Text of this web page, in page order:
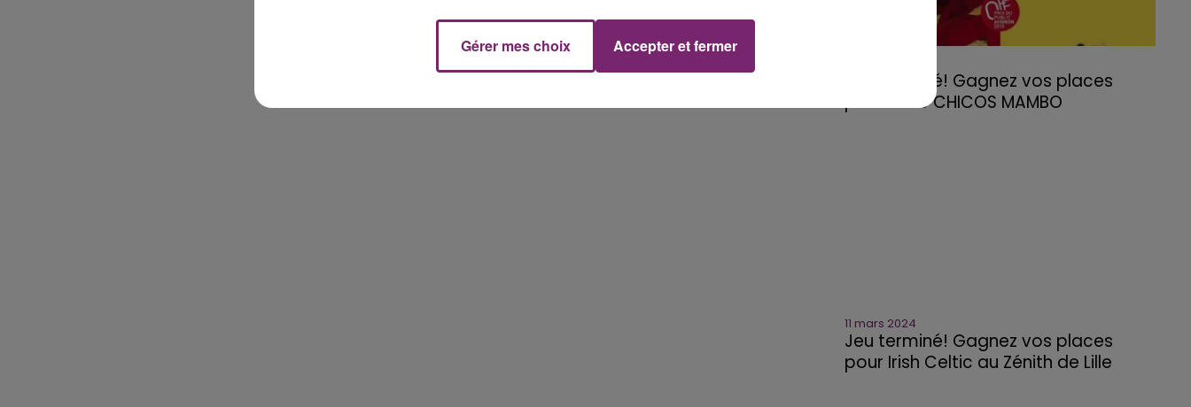
Jeu terminé! Gagnez vos places
pour TUTU CHICOS MAMBO
11 mars 2024
Jeu terminé! Gagnez vos places
pour Irish Celtic au Zénith de Lille
Gérer mes choix Accepter et fermer